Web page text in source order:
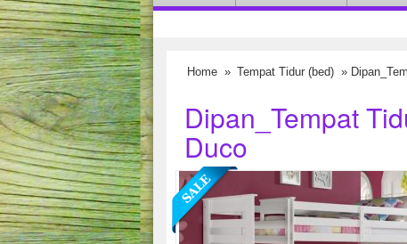
Home » Tempat Tidur (bed) »
Dipan_Tempat
Duco